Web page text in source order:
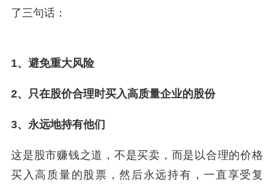
了三句话：
1、避免重大风险
2、只在股价合理时买入高质量企业的股份
3、永远地持有他们
这是股市赚钱之道，不是买卖，而是以合理的价格
买入高质量的股票，然后永远持有，一直享受复